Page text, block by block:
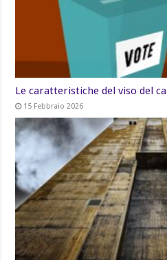
Le caratteristiche del viso del
15 Febbraio 2026